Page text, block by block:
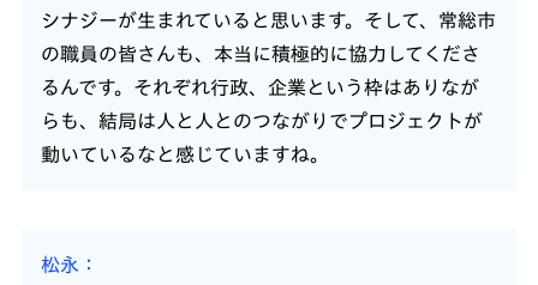
シナジーが生まれていると思います。そして、常総市
の職員の皆さんも、本当に積極的に協力してくださ
るんです。それぞれ行政、企業という枠はありなが
らも、結局は人と人とのつながりでプロジェクトが
動いているなと感じていますね。
松永